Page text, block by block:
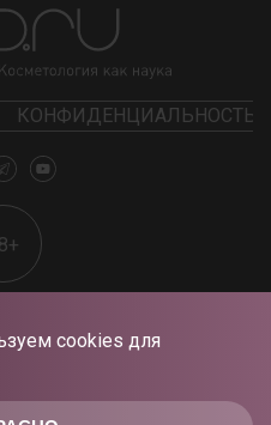
cookies для
КОНФИДЕНЦИАЛЬНОСТЬ